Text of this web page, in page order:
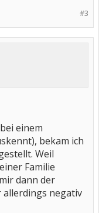
#3
einem
bekam ich
Weil
Familie
dann der
negativ